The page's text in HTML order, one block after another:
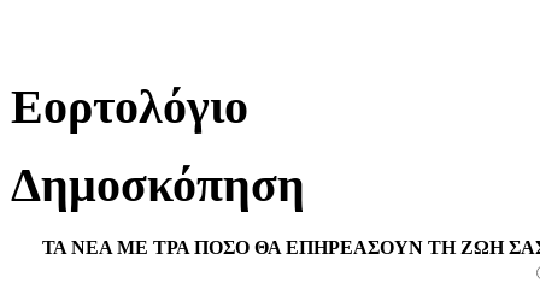
Εορτολόγιο
Δημοσκόπηση
ΤΑ ΝΕΑ ΜΕ ΤΡΑ ΠΟΣΟ ΘΑ ΕΠΗΡΕΑΣΟΥΝ ΤΗ ΖΩΗ